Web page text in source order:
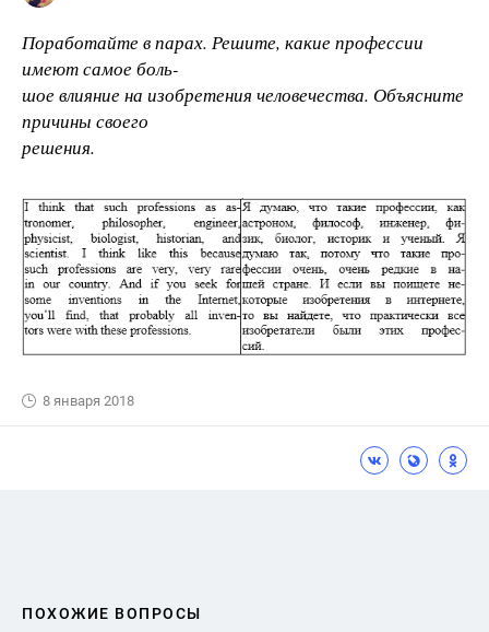
Поработайте в парах. Решите, какие профессии
имеют самое боль-
шое влияние на изобретения человечества. Объясните
причины своего
решения.
8 января 2018
ПОХОЖИЕ ВОПРОСЫ